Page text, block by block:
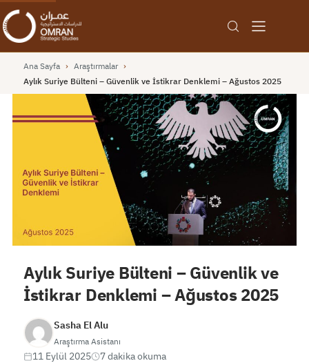
Ana Sayfa › Araştırmalar ›
Aylık Suriye Bülteni – Güvenlik ve İstikrar Denklemi – Ağustos 2025
Aylık Suriye Bülteni – Güvenlik ve
İstikrar Denklemi – Ağustos 2025
Sasha El Alu
Araştırma Asistanı
11 Eylül 2025 7 dakika okuma